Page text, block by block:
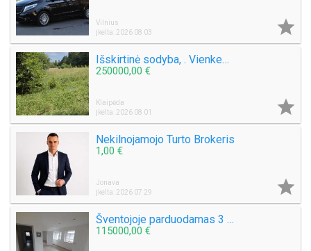
Vilnius
Įkelta: 2026 08 03

Išskirtinė sodyba, . Vienkemis. Apsodinta ąžuolais, beržais, spygliuočiais.
250000,00 €
Klaipėda
Įkelta: 2026 08 01

Nekilnojamojo Turto Brokeris
1,00 €
Jonava
Įkelta: 2026 07 29

Šventojoje parduodamas 3 kambarių 50 kv.m. Butas Mokyklos g.
115000,00 €